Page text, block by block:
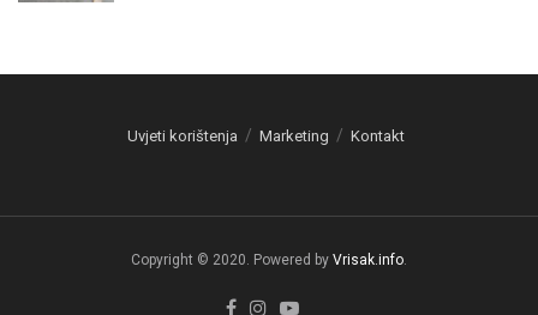
Uvjeti korištenja Marketing Kontakt
Copyright © 2020. Powered by Vrisak.info.